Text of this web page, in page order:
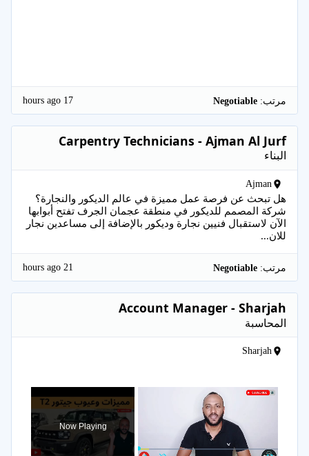
مرتب: 17 hours ago
Carpentry Technicians - Ajman Al Jurf
البناء
Ajman
هل تبحث عن فرصة عمل مميزة في عالم الديكور والنجارة؟
شركة المصمم للديكور في منطقة عجمان الجرف تفتح أبوابها
الآن لاستقبال فنيين نجارة وديكور بالإضافة إلى مساعدين نجار
للان...
مرتب: 21 hours ago
Account Manager - Sharjah
المحاسبة
Sharjah
×
Now Playing